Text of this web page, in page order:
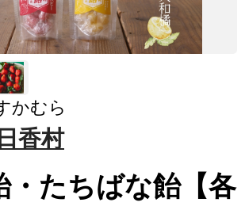
かむら
香村
・たちばな飴【各